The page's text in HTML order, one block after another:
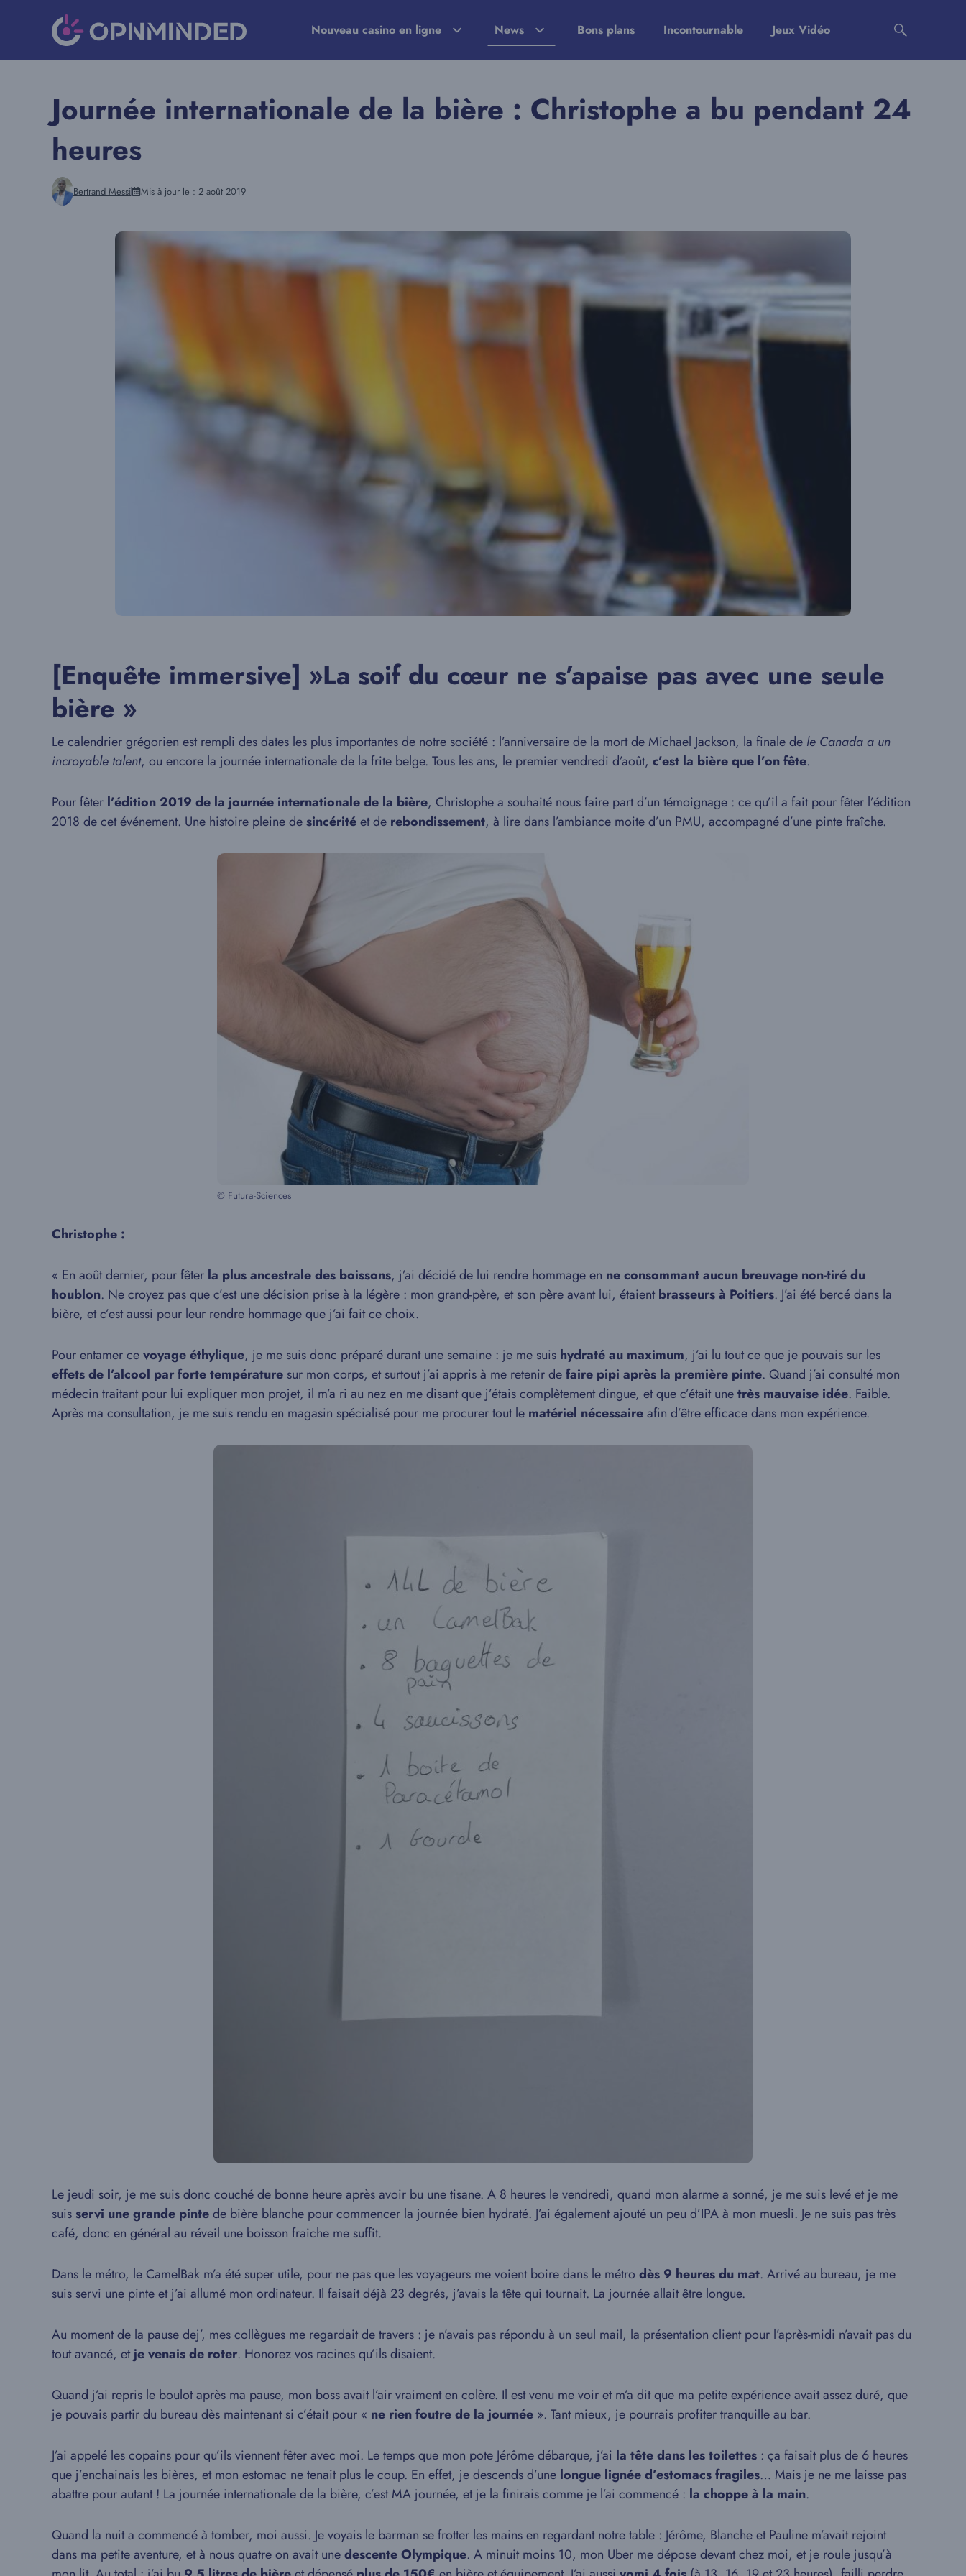
Nouveau casino en ligne News Bons plans Incontournable Jeux Vidéo
Journée internationale de la bière : Christophe a bu pendant 24
heures
Bertrand Messi Mis à jour le : 2 août 2019
[Enquête immersive] »La soif du cœur ne s’apaise pas avec une seule
bière »
Le calendrier grégorien est rempli des dates les plus importantes de notre société : l’anniversaire de la mort de Michael Jackson, la finale de le Canada a un
incroyable talent, ou encore la journée internationale de la frite belge. Tous les ans, le premier vendredi d’août, c’est la bière que l’on fête.
Pour fêter l’édition 2019 de la journée internationale de la bière, Christophe a souhaité nous faire part d’un témoignage : ce qu’il a fait pour fêter l’édition
2018 de cet événement. Une histoire pleine desincéritéet de rebondissement, à lire dans l’ambiance moite d’un PMU, accompagné d’une pinte fraîche.
© Futura-Sciences
Christophe :
« En août dernier, pour fêter la plus ancestrale des boissons, j’ai décidé de lui rendre hommage en ne consommant aucun breuvage non-tiré du
houblon. Ne croyez pas que c’est une décision prise à la légère : mon grand-père, et son père avant lui, étaientbrasseurs à Poitiers. J’ai été bercé dans la
bière, et c’est aussi pour leur rendre hommage que j’ai fait ce choix.
Pour entamer cevoyage éthylique, je me suis donc préparé durant une semaine : je me suis hydraté au maximum, j’ai lu tout ce que je pouvais sur les
effets de l’alcool par forte température sur mon corps, et surtout j’ai appris à me retenir defaire pipi après la première pinte. Quand j’ai consulté mon
médecin traitant pour lui expliquer mon projet, il m’a ri au nez en me disant que j’étais complètement dingue, et que c’était unetrès mauvaise idée. Faible.
Après ma consultation, je me suis rendu en magasin spécialisé pour me procurer tout le matériel nécessaireafin d’être efficace dans mon expérience.
Le jeudi soir, je me suis donc couché de bonne heure après avoir bu une tisane. A 8 heures le vendredi, quand mon alarme a sonné, je me suis levé et je me
suisservi une grande pintede bière blanche pour commencer la journée bien hydraté. J’ai également ajouté un peu d’IPA à mon muesli. Je ne suis pas très
café, donc en général au réveil une boisson fraiche me suffit.
Dans le métro, le CamelBak m’a été super utile, pour ne pas que les voyageurs me voient boire dans le métro dès 9 heures du mat. Arrivé au bureau, je me
suis servi une pinte et j’ai allumé mon ordinateur. Il faisait déjà 23 degrés, j’avais la tête qui tournait. La journée allait être longue.
Au moment de la pause dej’, mes collègues me regardait de travers : je n’avais pas répondu à un seul mail, la présentation client pour l’après-midi n’avait pas du
tout avancé, etje venais de roter. Honorez vos racines qu’ils disaient.
Quand j’ai repris le boulot après ma pause, mon boss avait l’air vraiment en colère. Il est venu me voir et m’a dit que ma petite expérience avait assez duré, que
je pouvais partir du bureau dès maintenant si c’était pour « ne rien foutre de la journée ». Tant mieux, je pourrais profiter tranquille au bar.
J’ai appelé les copains pour qu’ils viennent fêter avec moi. Le temps que mon pote Jérôme débarque, j’ai la tête dans les toilettes : ça faisait plus de 6 heures
que j’enchainais les bières, et mon estomac ne tenait plus le coup. En effet, je descends d’une longue lignée d’estomacs fragiles… Mais je ne me laisse pas
abattre pour autant ! La journée internationale de la bière, c’est MA journée, et je la finirais comme je l’ai commencé : la choppe à la main.
Quand la nuit a commencé à tomber, moi aussi. Je voyais le barman se frotter les mains en regardant notre table : Jérôme, Blanche et Pauline m’avait rejoint
dans ma petite aventure, et à nous quatre on avait unedescente Olympique. A minuit moins 10, mon Uber me dépose devant chez moi, et je roule jusqu’à